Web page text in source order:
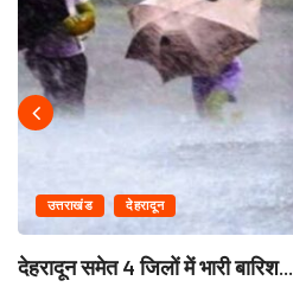
उत्तराखंड देहरादून
देहरादून समेत 4 जिलों में भारी बारिश...